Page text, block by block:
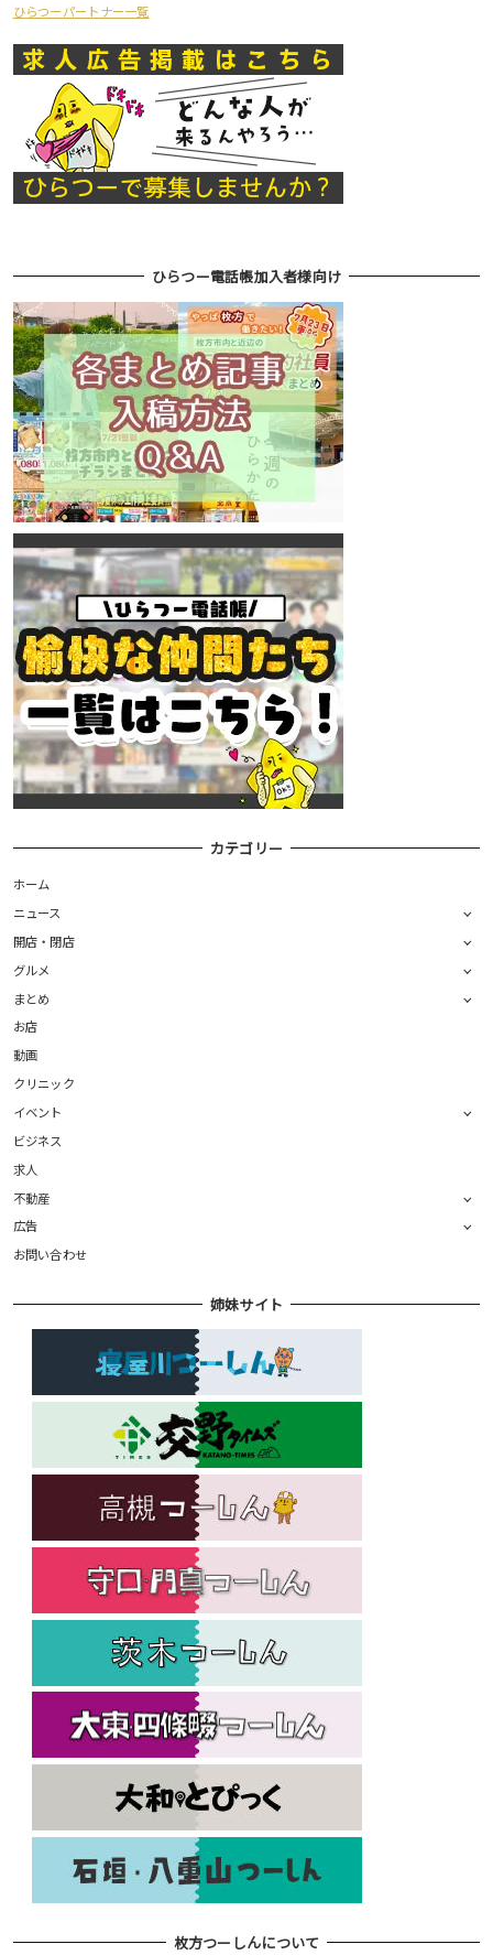
ひらつーパートナー一覧
ひらつー電話帳加入者様向け
カテゴリー
ホーム
ニュース
開店・閉店
グルメ
まとめ
お店
動画
クリニック
イベント
ビジネス
求人
不動産
広告
お問い合わせ
姉妹サイト
枚方つーしんについて